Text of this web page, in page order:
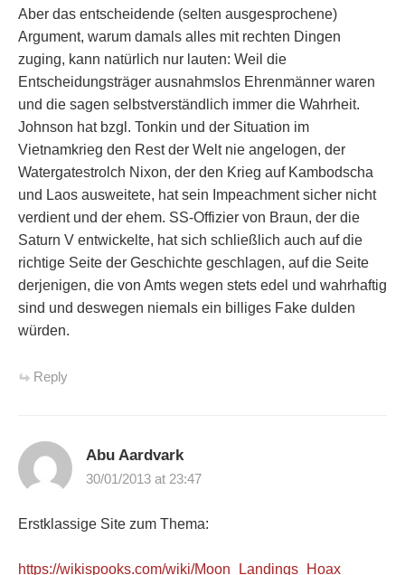
Aber das entscheidende (selten ausgesprochene)
Argument, warum damals alles mit rechten Dingen
zuging, kann natürlich nur lauten: Weil die
Entscheidungsträger ausnahmslos Ehrenmänner waren
und die sagen selbstverständlich immer die Wahrheit.
Johnson hat bzgl. Tonkin und der Situation im
Vietnamkrieg den Rest der Welt nie angelogen, der
Watergatestrolch Nixon, der den Krieg auf Kambodscha
und Laos ausweitete, hat sein Impeachment sicher nicht
verdient und der ehem. SS-Offizier von Braun, der die
Saturn V entwickelte, hat sich schließlich auch auf die
richtige Seite der Geschichte geschlagen, auf die Seite
derjenigen, die von Amts wegen stets edel und wahrhaftig
sind und deswegen niemals ein billiges Fake dulden
würden.
Reply
Abu Aardvark
30/01/2013 at 23:47
Erstklassige Site zum Thema:
https://wikispooks.com/wiki/Moon_Landings_Hoax